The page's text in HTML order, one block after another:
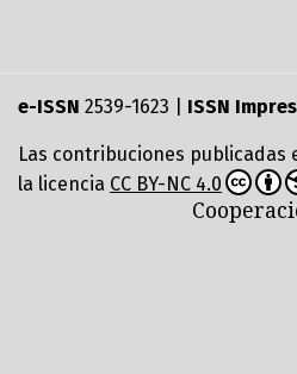
e-ISSN 2539-1623 | ISSN
Las contribuciones publicadas
la licencia CC BY-NC 4.0